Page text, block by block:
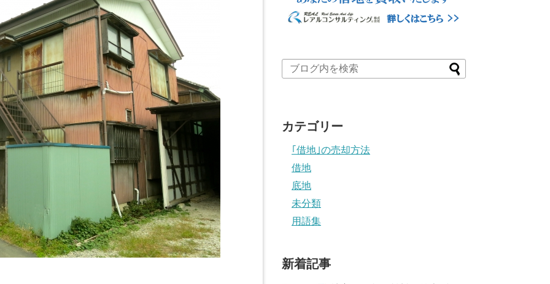
カテゴリー
｢借地｣の売却方法
借地
底地
未分類
用語集
新着記事